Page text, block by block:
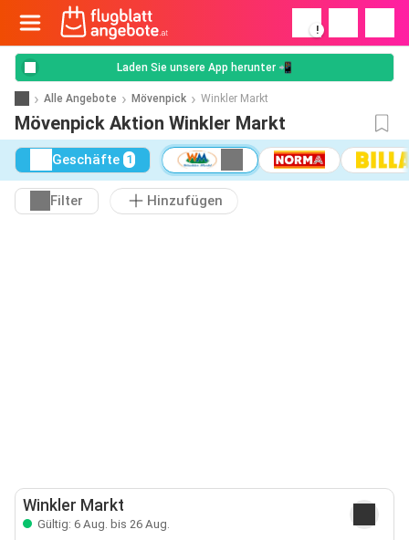
!
Laden Sie unsere App herunter 📲
Alle Angebote Mövenpick Winkler Markt
Mövenpick Aktion Winkler Markt
Geschäfte 1
Filter Hinzufügen
Winkler Markt
Gültig: 6 Aug. bis 26 Aug.